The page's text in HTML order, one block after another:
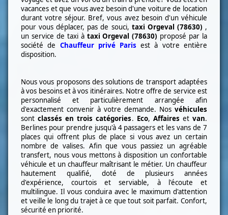
vacances et que vous avez besoin d'une voiture de location
durant votre séjour. Bref, vous avez besoin d'un véhicule
pour vous déplacer, pas de souci, taxi Orgeval (78630) ,
un service de taxi à taxiOrgeval (78630) proposé par la
société de Chauffeur privé Paris est à votre entière
disposition.
Nous vous proposons des solutions de transport adaptées
à vos besoins et à vos itinéraires. Notre offre de service est
personnalisé et particulièrement arrangée afin
d'exactement convenir à votre demande. Nos véhicules
sontclassés en trois catégories. Eco, Affaires et van.
Berlines pour prendre jusqu'à 4 passagers et les vans de 7
places qui offrent plus de place si vous avez un certain
nombre de valises. Afin que vous passiez un agréable
transfert, nous vous mettons à disposition un confortable
véhicule et un chauffeur maîtrisant le métier. Un chauffeur
hautement qualifié, doté de plusieurs années
d'expérience, courtois et serviable, à l'écoute et
multilingue. Il vous conduira avec le maximum d'attention
et veille le long du trajet à ce que tout soit parfait. Confort,
sécurité en priorité.